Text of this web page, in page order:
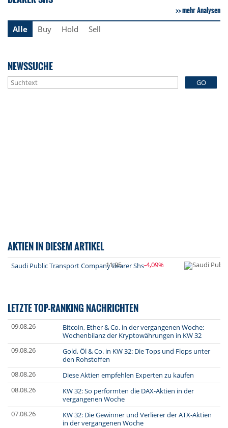
mehr Analysen
Alle
Buy Hold Sell
NEWSSUCHE
GO
AKTIEN IN DIESEM ARTIKEL
Saudi Public Transport Company Bearer Shs
11,95 -4,09%
LETZTE TOP-RANKING NACHRICHTEN
09.08.26
Bitcoin, Ether & Co. in der vergangenen Woche:
Wochenbilanz der Kryptowährungen in KW 32
09.08.26
Gold, Öl & Co. in KW 32: Die Tops und Flops unter
den Rohstoffen
08.08.26
Diese Aktien empfehlen Experten zu kaufen
08.08.26
KW 32: So performten die DAX-Aktien in der
vergangenen Woche
07.08.26
KW 32: Die Gewinner und Verlierer der ATX-Aktien
in der vergangenen Woche